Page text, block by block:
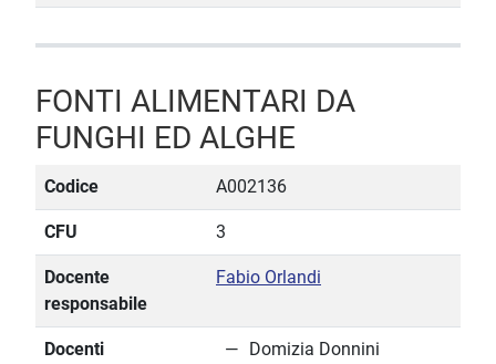
FONTI ALIMENTARI DA
FUNGHI ED ALGHE
Codice A002136
CFU 3
Docente
responsabile
Fabio Orlandi
Docenti
Domizia Donnini